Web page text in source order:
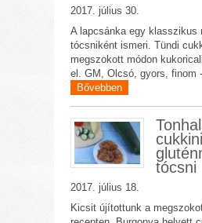
2017. július 30.
A lapcsánka egy klasszikus
tócsniként ismeri. Tündi
megszokott módon
el. GM, Olcsó, gyors, finom -
Bővebben
tócsni
2017. július 18.
Kicsit újítottunk a